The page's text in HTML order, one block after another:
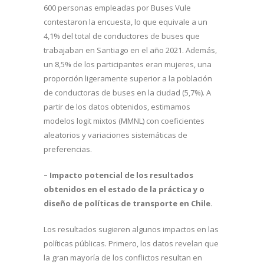
600 personas empleadas por Buses Vule
contestaron la encuesta, lo que equivale a un
4,1% del total de conductores de buses que
trabajaban en Santiago en el año 2021. Además,
un 8,5% de los participantes eran mujeres, una
proporción ligeramente superior a la población
de conductoras de buses en la ciudad (5,7%). A
partir de los datos obtenidos, estimamos
modelos logit mixtos (MMNL) con coeficientes
aleatorios y variaciones sistemáticas de
preferencias.
– Impacto potencial de los resultados
obtenidos en el estado de la práctica y o
diseño de políticas de transporte en Chile.
Los resultados sugieren algunos impactos en las
políticas públicas. Primero, los datos revelan que
la gran mayoría de los conflictos resultan en